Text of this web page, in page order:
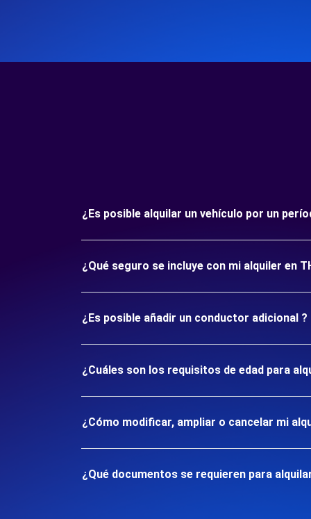
¿Es posible alquilar un vehículo por un
¿Qué seguro se incluye con mi alquiler en
¿Es posible añadir un conductor adicional ?
¿Cuáles son los requisitos de edad para
¿Cómo modificar, ampliar o cancelar mi
¿Qué documentos se requieren para